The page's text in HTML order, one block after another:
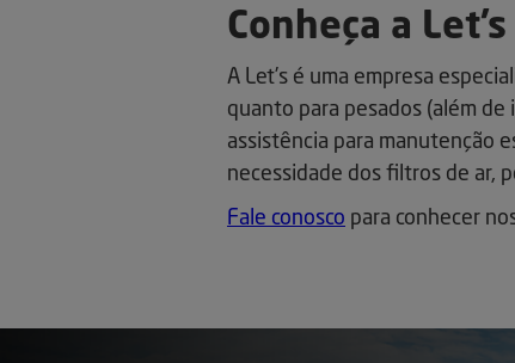
Conheça a Let’s
A Let’s é uma empresa
quanto para pesados (além
assistência para manutenção
necessidade dos filtros de ar,
Fale conosco para conhecer